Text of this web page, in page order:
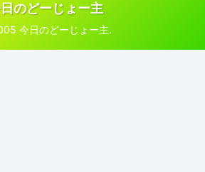
のどーじょー主
今日のどーじょー主.